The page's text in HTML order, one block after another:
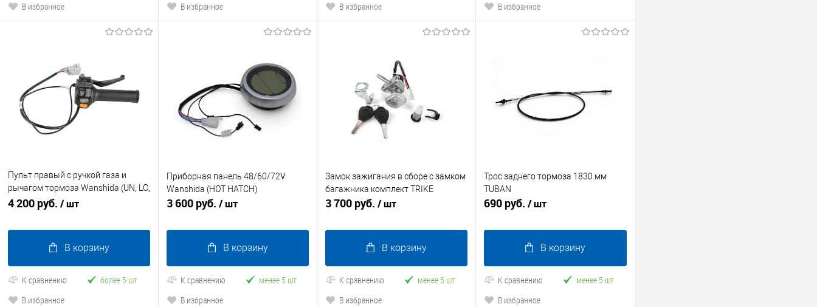
В избранное
В избранное
В избранное
В избранное
Пульт правый с ручкой газа и
рычагом тормоза Wanshida (UN, LC,
DOUHAO, NIPLA)
4 200 руб. / шт
В корзину
К сравнению
более 5 шт
В избранное
Приборная панель 48/60/72V
Wanshida (HOT HATCH)
3 600 руб. / шт
В корзину
К сравнению
менее 5 шт
В избранное
Замок зажигания в сборе с замком
багажника комплект TRIKE
3 700 руб. / шт
В корзину
К сравнению
менее 5 шт
В избранное
Трос заднего тормоза 1830 мм
TUBAN
690 руб. / шт
В корзину
К сравнению
менее 5 шт
В избранное